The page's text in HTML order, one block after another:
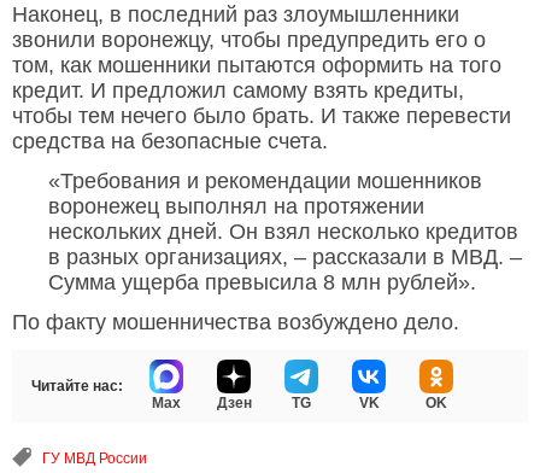
Наконец, в последний раз злоумышленники
звонили воронежцу, чтобы предупредить его о
том, как мошенники пытаются оформить на того
кредит. И предложил самому взять кредиты,
чтобы тем нечего было брать. И также перевести
средства на безопасные счета.
«Требования и рекомендации мошенников
воронежец выполнял на протяжении
нескольких дней. Он взял несколько кредитов
в разных организациях, – рассказали в МВД. –
Сумма ущерба превысила 8 млн рублей».
По факту мошенничества возбуждено дело.
Читайте нас:
Max
Дзен TG VK OK
ГУ МВД России